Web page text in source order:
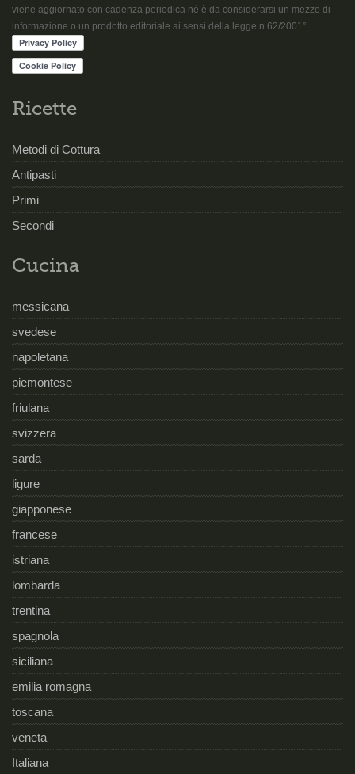
viene aggiornato con cadenza periodica né è da considerarsi un mezzo di
informazione o un prodotto editoriale ai sensi della legge n.62/2001”
Ricette
Metodi di Cottura
Antipasti
Primi
Secondi
Cucina
messicana
svedese
napoletana
piemontese
friulana
svizzera
sarda
ligure
giapponese
francese
istriana
lombarda
trentina
spagnola
siciliana
emilia romagna
toscana
veneta
Italiana